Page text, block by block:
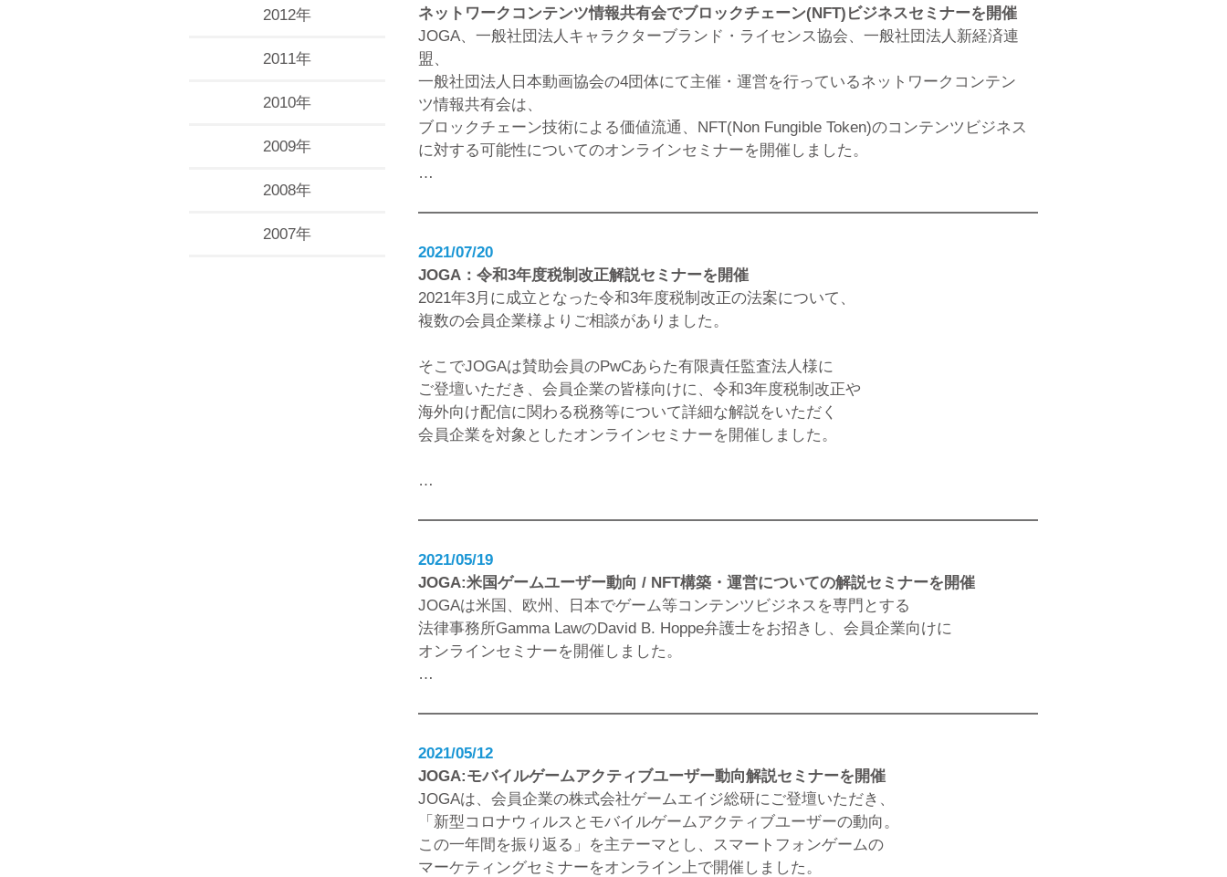
2012年
2011年
2010年
2009年
2008年
2007年
ネットワークコンテンツ情報共有会でブロックチェーン(NFT)ビジネスセミナーを開催
JOGA、一般社団法人キャラクターブランド・ライセンス協会、一般社団法人新経済連
盟、
一般社団法人日本動画協会の4団体にて主催・運営を行っているネットワークコンテン
ツ情報共有会は、
ブロックチェーン技術による価値流通、NFT(Non Fungible Token)のコンテンツビジネス
に対する可能性についてのオンラインセミナーを開催しました。
…
2021/07/20
JOGA：令和3年度税制改正解説セミナーを開催
2021年3月に成立となった令和3年度税制改正の法案について、
複数の会員企業様よりご相談がありました。
そこでJOGAは賛助会員のPwCあらた有限責任監査法人様に
ご登壇いただき、会員企業の皆様向けに、令和3年度税制改正や
海外向け配信に関わる税務等について詳細な解説をいただく
会員企業を対象としたオンラインセミナーを開催しました。
…
2021/05/19
JOGA:米国ゲームユーザー動向 / NFT構築・運営についての解説セミナーを開催
JOGAは米国、欧州、日本でゲーム等コンテンツビジネスを専門とする
法律事務所Gamma LawのDavid B. Hoppe弁護士をお招きし、会員企業向けに
オンラインセミナーを開催しました。
…
2021/05/12
JOGA:モバイルゲームアクティブユーザー動向解説セミナーを開催
JOGAは、会員企業の株式会社ゲームエイジ総研にご登壇いただき、
「新型コロナウィルスとモバイルゲームアクティブユーザーの動向。
この一年間を振り返る」を主テーマとし、スマートフォンゲームの
マーケティングセミナーをオンライン上で開催しました。